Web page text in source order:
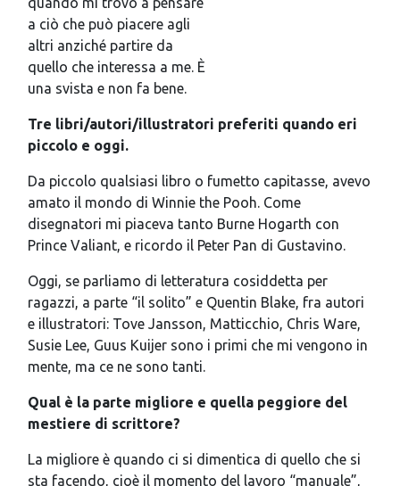
a ciò che può piacere agli
altri anziché partire da
quello che interessa a me. È
una svista e non fa bene.
Tre libri/autori/illustratori preferiti quando eri
piccolo e oggi.
Da piccolo qualsiasi libro o fumetto capitasse, avevo
amato il mondo di Winnie the Pooh. Come
disegnatori mi piaceva tanto Burne Hogarth con
Prince Valiant, e ricordo il Peter Pan di Gustavino.
Oggi, se parliamo di letteratura cosiddetta per
ragazzi, a parte “il solito” e Quentin Blake, fra autori
e illustratori: Tove Jansson, Matticchio, Chris Ware,
Susie Lee, Guus Kuijer sono i primi che mi vengono in
mente, ma ce ne sono tanti.
Qual è la parte migliore e quella peggiore del
mestiere di scrittore?
La migliore è quando ci si dimentica di quello che si
sta facendo, cioè il momento del lavoro “manuale”,